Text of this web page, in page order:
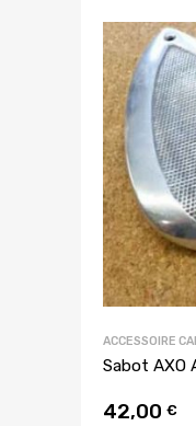
ACCESSOIRE
Sabot AXO
42,00 €